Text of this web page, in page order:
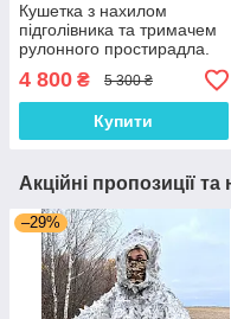
Кушетка з нахилом
підголівника та тримачем
рулонного простирадла.
Кушетка медична
процедурна біла
4 800 ₴ 5 300 ₴
Купити
Акційні пропозиції
–29%